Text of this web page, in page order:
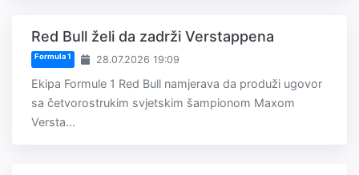
Red Bull želi da zadrži Verstappena
Formula 1 28.07.2026 19:09
Ekipa Formule 1 Red Bull namjerava da produži ugovor
sa četvorostrukim svjetskim šampionom Maxom
Versta...